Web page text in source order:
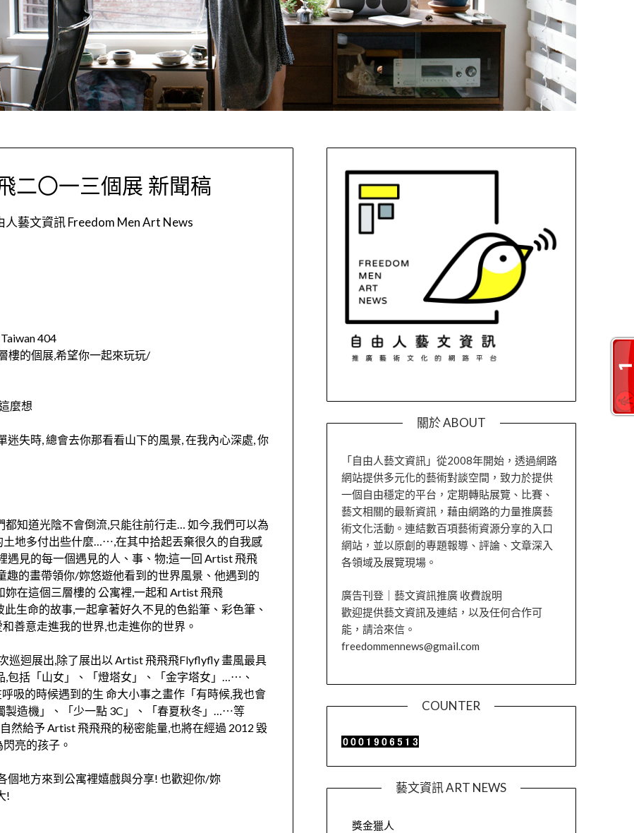
二〇一三個展 新聞稿
人藝文資訊 Freedom Men Art News
404
樓的個展,希望你一起來玩玩/
麼想
失時, 總會去你那看看山下的風景, 在我內心深處, 你
都知道光陰不會倒流,只能往前行走… 如今,我們可以為
土地多付出些什麼…⋯,在其中拾起丟棄很久的自我感
遇見的每一個遇見的人、事、物;這一回 Artist 飛飛
趣的畫帶領你/妳悠遊他看到的世界風景、他遇到的
妳在這個三層樓的 公寓裡,一起和 Artist 飛飛
此生命的故事,一起拿著好久不見的色鉛筆、彩色筆、
善意走進我的世界,也走進你的世界。
巡迴展出,除了展出以 Artist 飛飛飛Flyflyfly 畫風最具
,包括「山女」、「燈塔女」、「金字塔女」…⋯ 、
吸的時候遇到的生 命大小事之畫作「有時候,我也會
製造機」、「少一點 3C」、「春夏秋冬」…⋯等
然給予 Artist 飛飛飛的秘密能量,也將在經過 2012 毀
亮的孩子。
地方來到公寓裡嬉戲與分享! 也歡迎你/妳
!
關於 ABOUT
「自由人藝文資訊」從2008年開始，透過網路
網站提供多元化的藝術對談空間，致力於提供
一個自由穩定的平台，定期轉貼展覽、比賽、
藝文相關的最新資訊，藉由網路的力量推廣藝
術文化活動。連結數百項藝術資源分享的入口
網站，並以原創的專題報導、評論、文章深入
各領域及展覽現場。
廣告刊登｜藝文資訊推廣 收費說明
歡迎提供藝文資訊及連結，以及任何合作可
能，請洽來信。
freedommennews@gmail.com
COUNTER
藝文資訊 ART NEWS
獎金獵人